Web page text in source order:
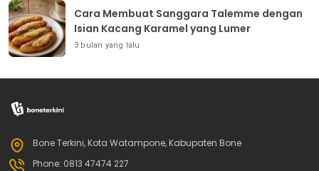
Cara Membuat Sanggara Talemme dengan
Isian Kacang Karamel yang Lumer
3 bulan yang lalu
Bone Terkini, Kota Watampone, Kabupaten Bone
Phone: 0813 47474 227